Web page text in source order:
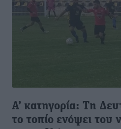
Α’ κατηγορία: Τη
το τοπίο ενόψει του